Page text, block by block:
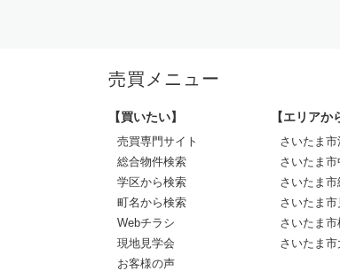
売買メニュー
【買いたい】
売買専門サイト
総合物件検索
学区から検索
町名から検索
Webチラシ
現地見学会
お客様の声
【エリアか
さいたま
さいたま
さいたま市
さいたま
さいたま市
さいたま